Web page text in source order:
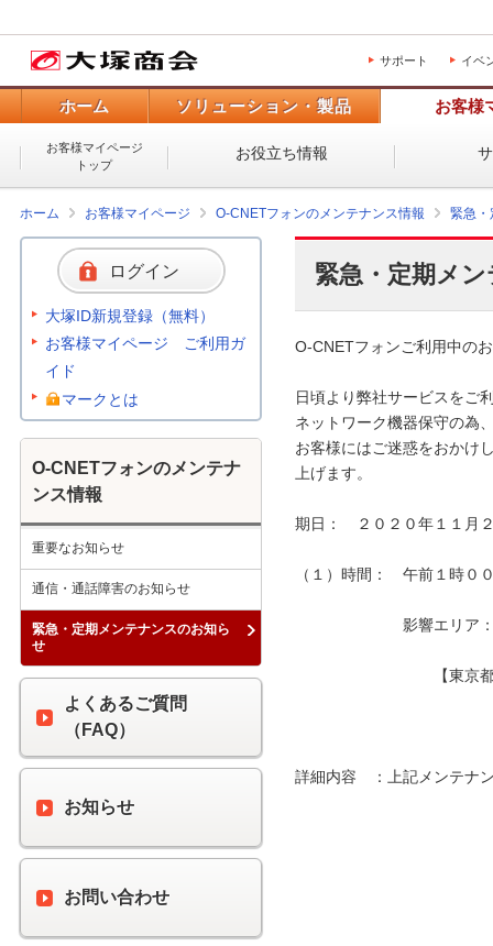
サポート イベ
ホーム ソリューション・製品 お客様
お客様マイページ
トップ
お役立ち情報
ホーム お客様マイページ O-CNETフォンのメンテナンス情報 緊急・
緊急・定期メ
O-CNETフォンご利用中の
日頃より弊社サービスをご
ネットワーク機器保守の為
お客様にはご迷惑をおかけ
上げます。
期日：　２０２０年１１月
（１）時間：　午前１時０
影響エリア：　下記
【東京都】　 品川
詳細内容　：上記メンテナ
ログイン
大塚ID新規登録（無料）
お客様マイページ ご利用ガ
イド
マークとは
O-CNETフォンのメンテナ
ンス情報
重要なお知らせ
通信・通話障害のお知らせ
緊急・定期メンテナンスのお知ら
せ
よくあるご質問
（FAQ）
お知らせ
お問い合わせ